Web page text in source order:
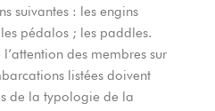
suivantes : les engins
pédalos ; les paddles.
des membres sur
listées doivent
de la typologie de la